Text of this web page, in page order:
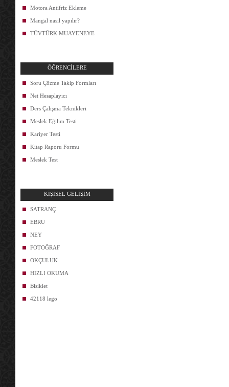
Motora Antifriz Ekleme
Mangal nasıl yapılır?
TÜVTÜRK MUAYENEYE
ÖĞRENCİLERE
Soru Çözme Takip Formları
Net Hesaplayıcı
Ders Çalışma Teknikleri
Meslek Eğilim Testi
Kariyer Testi
Kitap Raporu Formu
Meslek Test
KİŞİSEL GELİŞİM
SATRANÇ
EBRU
NEY
FOTOĞRAF
OKÇULUK
HIZLI OKUMA
Bisiklet
42118 lego